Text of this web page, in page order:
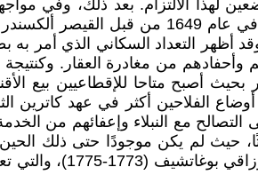
الالتزام. بعد ذلك، وفي
حالات فرار الفلاحين من الأراضي ومزارع النبلاء نظرا لسوء المعاملة والتعذيب والتجويع،
أظهر التعداد السكاني الذي أمر
وأحفادهم من مغادرة العقار. وكنتيجة
أصبح متاحا للإقطاعيين بيع
الفلاحين أكثر في عهد كاترين
مع النبلاء وإعفائهم من
السياسة، التي تفاقمت فيها القنانة، ثورات فلاحية